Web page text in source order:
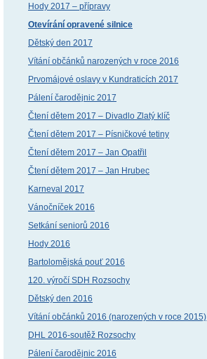
Hody 2017 – přípravy
Otevírání opravené silnice
Dětský den 2017
Vítání občánků narozených v roce 2016
Prvomájové oslavy v Kundraticích 2017
Pálení čarodějnic 2017
Čtení dětem 2017 – Divadlo Zlatý klíč
Čtení dětem 2017 – Písničkové tetiny
Čtení dětem 2017 – Jan Opatřil
Čtení dětem 2017 – Jan Hrubec
Karneval 2017
Vánočníček 2016
Setkání seniorů 2016
Hody 2016
Bartolomějská pouť 2016
120. výročí SDH Rozsochy
Dětský den 2016
Vítání občánků 2016 (narozených v roce 2015)
DHL 2016-soutěž Rozsochy
Pálení čarodějnic 2016